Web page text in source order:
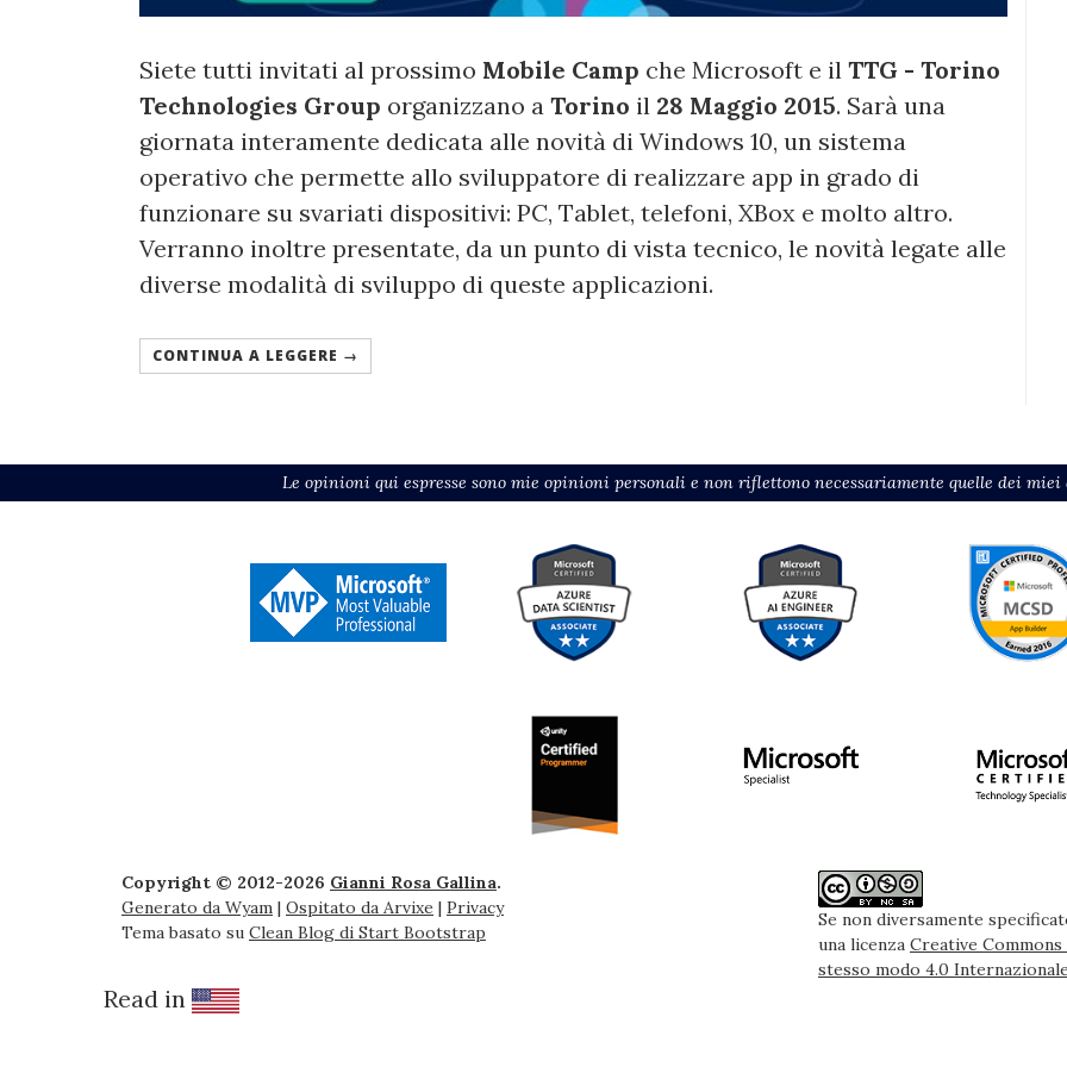
Siete tutti invitati al prossimo Mobile Camp che Microsoft e il TTG - Torino
Technologies Group organizzano a Torino il 28 Maggio 2015. Sarà una
giornata interamente dedicata alle novità di Windows 10, un sistema
operativo che permette allo sviluppatore di realizzare app in grado di
funzionare su svariati dispositivi: PC, Tablet, telefoni, XBox e molto altro.
Verranno inoltre presentate, da un punto di vista tecnico, le novità legate alle
diverse modalità di sviluppo di queste applicazioni.
CONTINUA A LEGGERE →
Le opinioni qui espresse sono mie opinioni personali e non riflettono necessariamente quelle dei
Copyright © 2012-2026 Gianni Rosa Gallina.
Generato da Wyam | Ospitato da Arvixe | Privacy
Tema basato su Clean Blog di Start Bootstrap
Se non diversamente
una licenza Creative
stesso modo 4.0 Internazionale
Read in